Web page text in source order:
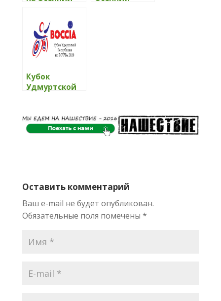
спорта среди
инвалидов
2016
Кубок
Удмуртской
с поражением
ОДА
Оставить комментарий
Ваш e-mail не будет опубликован.
Обязательные поля помечены *